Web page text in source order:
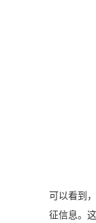
可以看到
征信息。